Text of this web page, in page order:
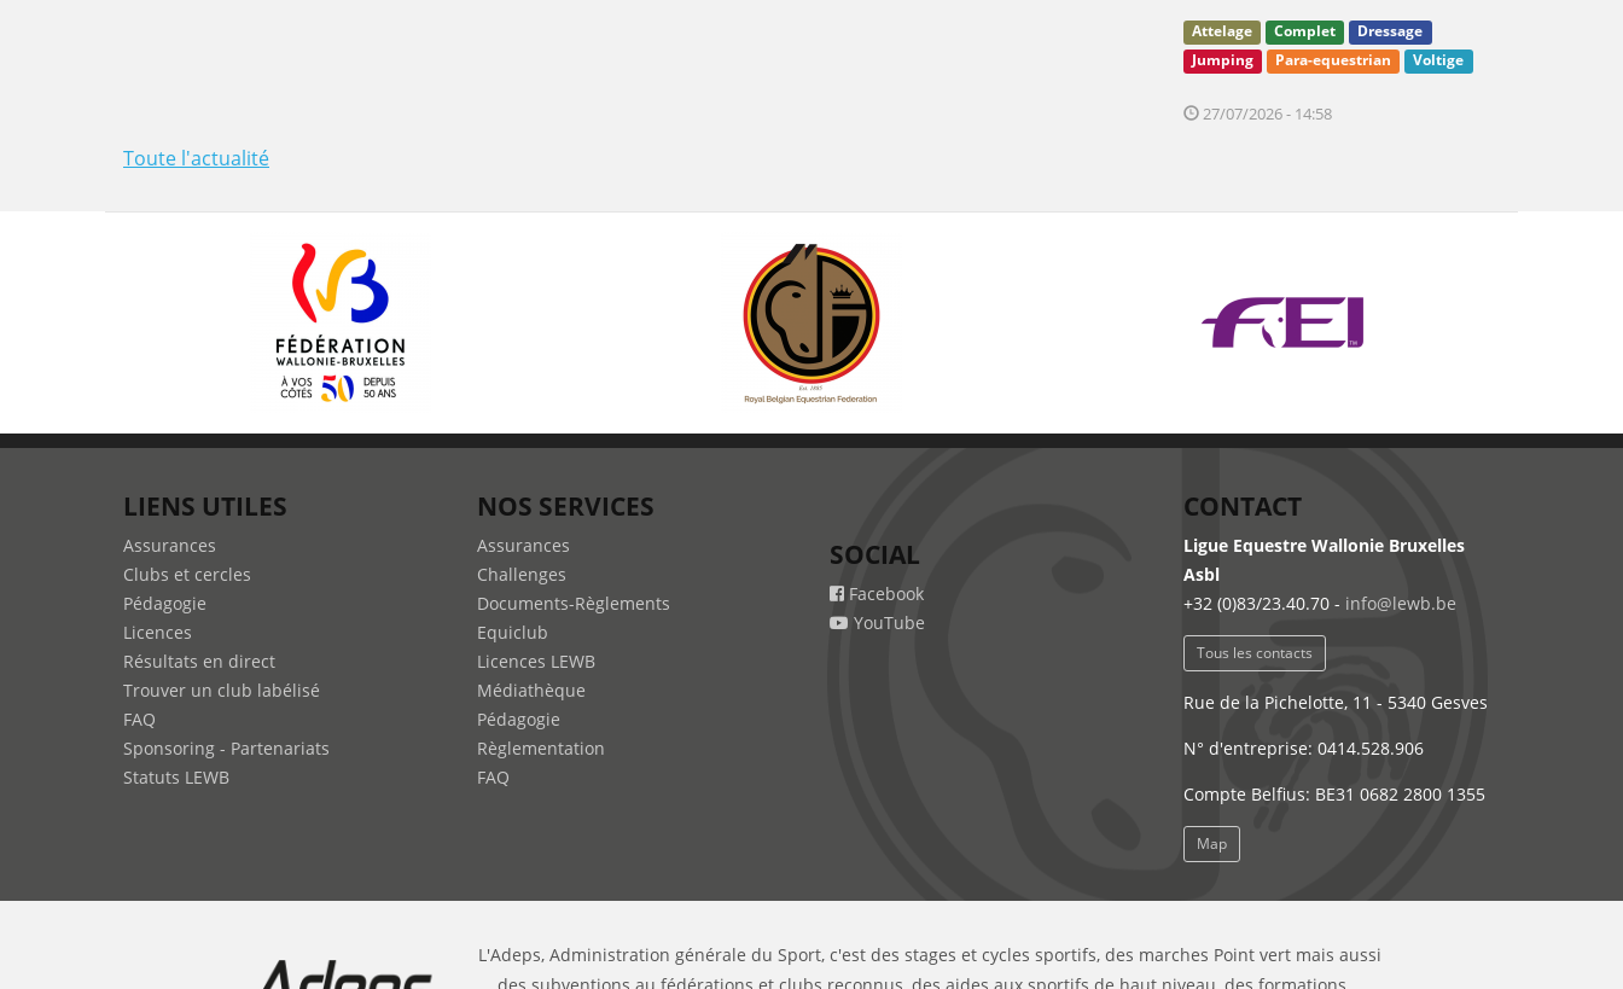
Attelage Complet
Dressage
Jumping
Para-equestrian Voltige
27/07/2026 - 14:58
Toute l'actualité
LIENS UTILES
Assurances
Clubs et cercles
Pédagogie
Licences
Résultats en direct
Trouver un club labélisé
FAQ
Sponsoring - Partenariats
Statuts LEWB
NOS SERVICES
Assurances
Challenges
Documents-Règlements
Equiclub
Licences LEWB
Médiathèque
Pédagogie
Règlementation
FAQ
SOCIAL
Facebook
YouTube
CONTACT
Ligue Equestre Wallonie Bruxelles
Asbl
+32 (0)83/23.40.70 - info@lewb.be
Tous les contacts
Rue de la Pichelotte, 11 - 5340 Gesves
N° d'entreprise: 0414.528.906
Compte Belfius: BE31 0682 2800 1355
Map
L'Adeps, Administration générale du Sport, c'est des stages et cycles sportifs, des marches Point vert mais aussi